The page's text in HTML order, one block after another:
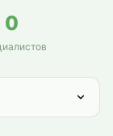
0